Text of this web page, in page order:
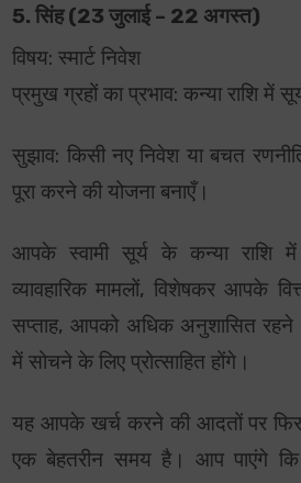
5. सिंह (23 जुलाई – 22 अगस्त)
विषय: स्मार्ट निवेश
प्रमुख ग्रहों का प्रभाव: कन्या राशि में
सुझाव: किसी नए निवेश या बचत
पूरा करने की योजना बनाएँ।
आपके स्वामी सूर्य के कन्या राशि
व्यावहारिक मामलों, विशेषकर आपके
सप्ताह, आपको अधिक अनुशासित रहने
में सोचने के लिए प्रोत्साहित होंगे।
यह आपके खर्च करने की आदतों पर
एक बेहतरीन समय है। आप पाएंगे